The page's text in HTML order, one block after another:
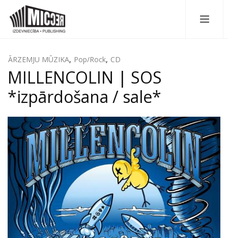
ĀRZEMJU MŪZIKA, Pop/Rock, CD
MILLENCOLIN | SOS
*izpārdošana / sale*